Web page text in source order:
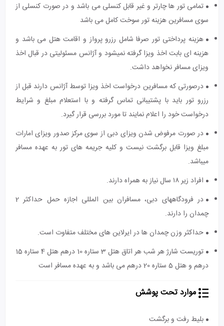
تمامی تور ها چارتر و غیر قابل کنسلی می باشد و در صورت کنسلی از
سوی مسافرین هزینه تور سوخت کامل می باشد
هزینه پرداختی تور صرفا شامل رزرو پرواز و اقامت هتل می باشد و
هزینه ای بابت اخذ ویزا گرفته نمیشود و آژانس مسئولیتی در قبال اخذ
ویزای مسافر نخواهد داشت.
درصورتی که مسافرین درخواست اخذ ویزا توسط آژانس دارند قبل از
رزرو تور باید با پشتیبانی تماس گرفته و با استعلام مبلغ و شرایط
درخواست خود را اعلام نمایند تا مورد بررسی قرار گیرد.
در صورت مرفوض شدن ویزای دبی از سوی مرکز صدور ویزای امارات
مبلغ ویزا قابل برگشت نیست و کلیه جریمه های تور به عهده مسافر
میباشد.
افراد زیر ۱۸ سال نیاز به همراه دارند.
در فرودگاه‎های دبی، مسافران بین المللی اجازه حمل حداکثر 2
چمدان را دارند.
حداکثر وزن چمدان ها در ایرلاین های مختلف متفاوت است.
توریست شارژ هر شب هر اتاق هتل 3 ستاره 10 درهم هتل 4 ستاره 15
درهم و هتل 5 ستاره 20 درهم می باشد و به عهده مسافر است
موارد تحت پوشش
بلیط رفت و برگشت